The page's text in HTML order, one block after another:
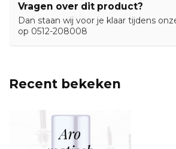
Vragen over dit product?
Dan staan wij voor je klaar tijdens
op 0512-208008
Recent bekeken